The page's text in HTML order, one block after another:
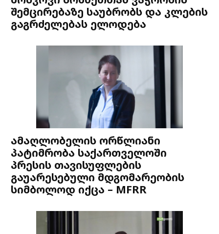
შემცირებაზე საუბრობს და კლების
გაგრძელებას ელოდება
ამაღლობელის ორწლიანი
პატიმრობა საქართველოში
პრესის თავისუფლების
გაუარესებული მდგომარეობის
სიმბოლოდ იქცა – MFRR